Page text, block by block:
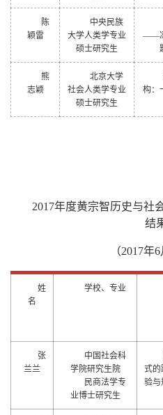
陈
颖雷
中央民族
大学人类学专业
硕士研究生
——
熊
志颖
北京大学
社会人类学专业
硕士研究生
构：
2017年度黄宗智历史与社
结
（2017年
姓
名
学校、专业
张
兰兰
中国社会科
学院研究生院
民商法学专
业博士研究生
式
验与